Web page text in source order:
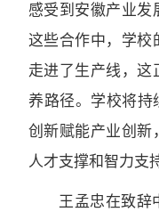
感受到安徽产业发
这些合作中，学校
走进了生产线，这
养路径。学校将持
创新赋能产业创新
人才支撑和智力支
王孟忠在致辞